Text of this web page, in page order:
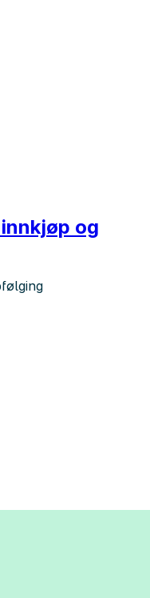
og